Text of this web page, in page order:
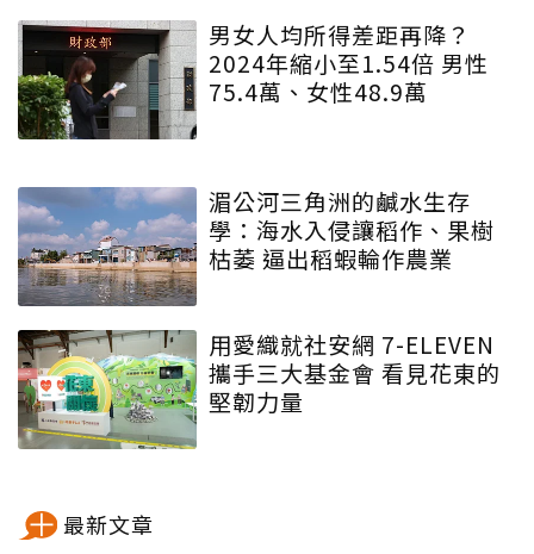
男女人均所得差距再降？
2024年縮小至1.54倍 男性
75.4萬、女性48.9萬
湄公河三角洲的鹹水生存
學：海水入侵讓稻作、果樹
枯萎 逼出稻蝦輪作農業
用愛織就社安網 7-ELEVEN
攜手三大基金會 看見花東的
堅韌力量
最新文章